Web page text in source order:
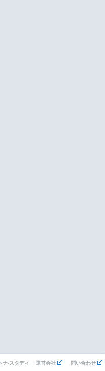
記
ナ-スタディについて
運営会社 問い合わせ